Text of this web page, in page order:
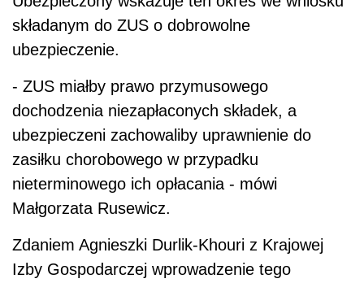
składanym do ZUS o dobrowolne
ubezpieczenie.
- ZUS miałby prawo przymusowego
dochodzenia niezapłaconych składek, a
ubezpieczeni zachowaliby uprawnienie do
zasiłku chorobowego w przypadku
nieterminowego ich opłacania - mówi
Małgorzata Rusewicz.
Zdaniem Agnieszki Durlik-Khouri z Krajowej
Izby Gospodarczej wprowadzenie tego